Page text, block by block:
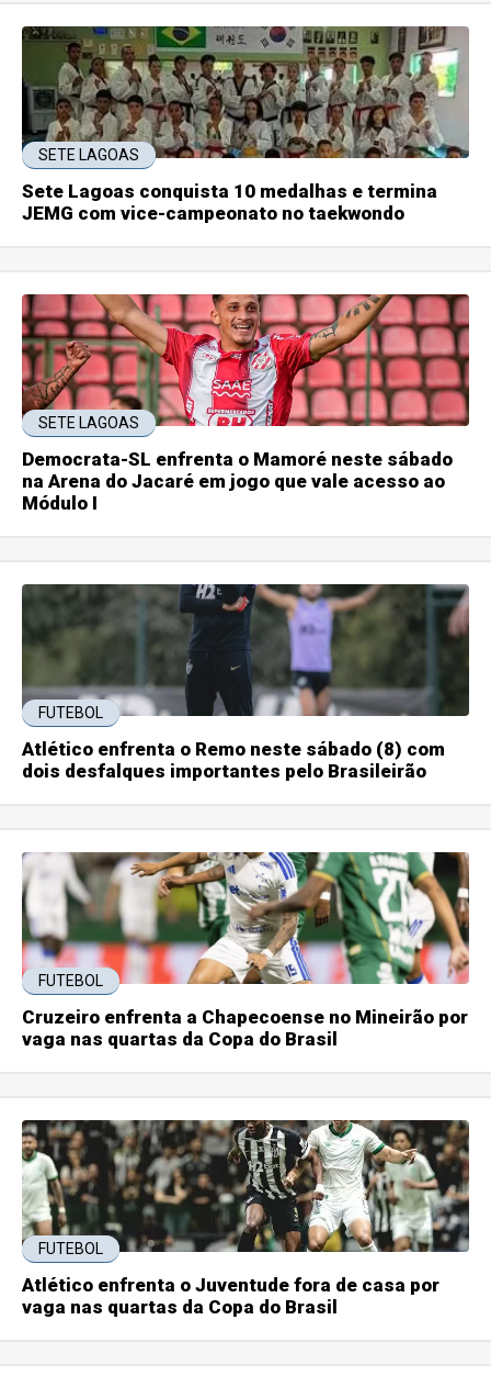
SETE LAGOAS
Sete Lagoas conquista 10 medalhas e termina
JEMG com vice-campeonato no taekwondo
SETE LAGOAS
Democrata-SL enfrenta o Mamoré neste sábado
na Arena do Jacaré em jogo que vale acesso ao
Módulo I
FUTEBOL
Atlético enfrenta o Remo neste sábado (8) com
dois desfalques importantes pelo Brasileirão
FUTEBOL
Cruzeiro enfrenta a Chapecoense no Mineirão por
vaga nas quartas da Copa do Brasil
FUTEBOL
Atlético enfrenta o Juventude fora de casa por
vaga nas quartas da Copa do Brasil